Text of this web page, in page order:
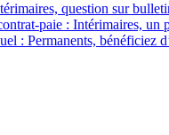
question sur
paie : Intérimaires, un
: Permanents, bénéficiez